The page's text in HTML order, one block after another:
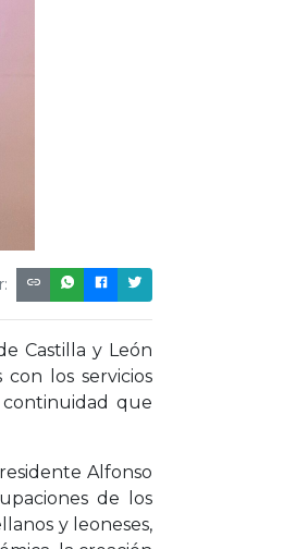
Castilla y León
los servicios
continuidad que
Alfonso
de los
y leoneses,